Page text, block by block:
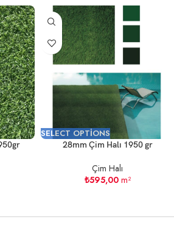
SELECT OPTIONS
28mm Çim Halı 1950 gr
Çim Halı
₺595,00m²